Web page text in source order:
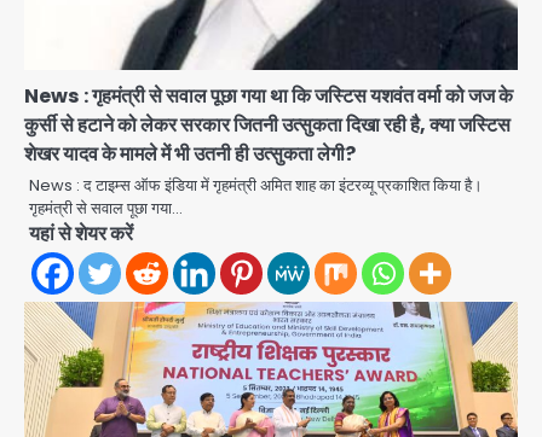
News : गृहमंत्री से सवाल पूछा गया था कि जस्टिस यशवंत वर्मा को जज के
कुर्सी से हटाने को लेकर सरकार जितनी उत्सुकता दिखा रही है, क्या जस्टिस
शेखर यादव के मामले में भी उतनी ही उत्सुकता लेगी?
News : द टाइम्स ऑफ इंडिया में गृहमंत्री अमित शाह का इंटरव्यू प्रकाशित किया है।
गृहमंत्री से सवाल पूछा गया…
यहां से शेयर करें
2
जानें इसके मायने
Avinash Kumar
3
Greater Noida (Badalpur):
सरिया लदा कैंटर अनियंत्रित होकर घुसा
किराना दुकान में , ड्राइवर की मौत
Avinash Kumar